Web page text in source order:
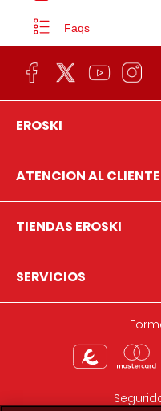
Faqs
EROSKI
ATENCION AL CLIENTE
TIENDAS EROSKI
SERVICIOS